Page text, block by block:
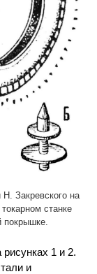
Закревского на
станке
покрышке.
1 и 2.
и